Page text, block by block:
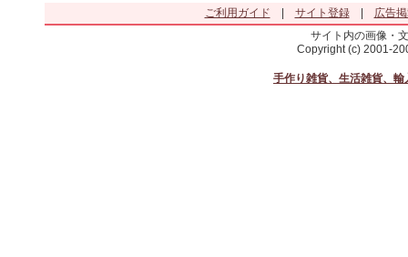
ご利用ガイド サイト登録|
広告
サイト内の画像・
Copyright (c) 2001-
手作り雑貨、生活雑貨、